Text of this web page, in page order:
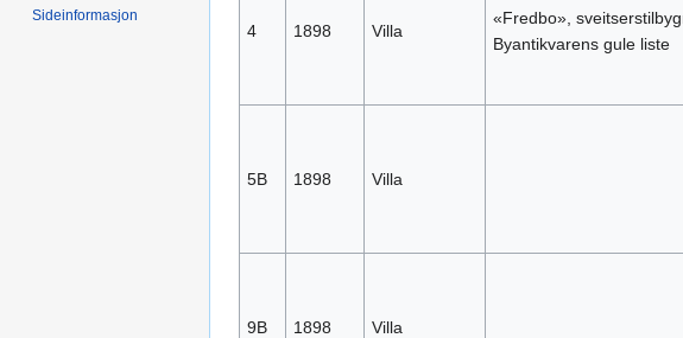
4 1898 Villa
«Fredbo»,
Byantikvarens gule liste
5B 1898 Villa
9B 1898 Villa
Sideinformasjon